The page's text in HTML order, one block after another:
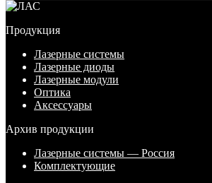
Продукция
Лазерные системы
Лазерные диоды
Лазерные модули
Оптика
Аксессуары
Архив продукции
Лазерные системы — Россия
Комплектующие